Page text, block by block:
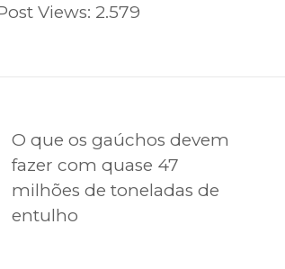
Views: 2.579
O que os gaúchos devem
fazer com quase 47
milhões de toneladas de
entulho